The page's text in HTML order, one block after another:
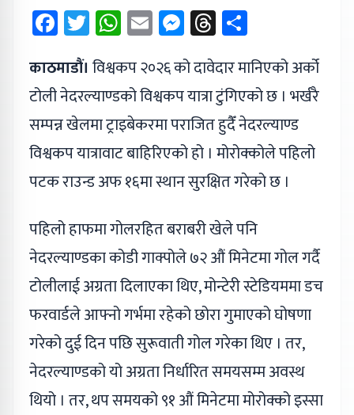
Facebook
Twitter
WhatsApp
EmailMessenger
Threads
काठमाडौं। विश्वकप २०२६ को दावेदार मानिएको अर्को
टोली नेदरल्याण्डको विश्वकप यात्रा टुंगिएको छ । भर्खरै
सम्पन्न खेलमा ट्राइबेकरमा पराजित हुदैँ नेदरल्याण्ड
विश्वकप यात्रावाट बाहिरिएको हो । मोरोक्कोले पहिलो
पटक राउन्ड अफ १६मा स्थान सुरक्षित गरेको छ ।
पहिलो हाफमा गोलरहित बराबरी खेले पनि
नेदरल्याण्डका कोडी गाक्पोले ७२ औं मिनेटमा गोल गर्दै
टोलीलाई अग्रता दिलाएका थिए, मोन्टेरी स्टेडियममा डच
फरवार्डले आफ्नो गर्भमा रहेको छोरा गुमाएको घोषणा
गरेको दुई दिन पछि सुरूवाती गोल गरेका थिए । तर,
नेदरल्याण्डको यो अग्रता निर्धारित समयसम्म अवस्थ
थियो । तर, थप समयको ९१ औं मिनेटमा मोरोक्को इस्सा